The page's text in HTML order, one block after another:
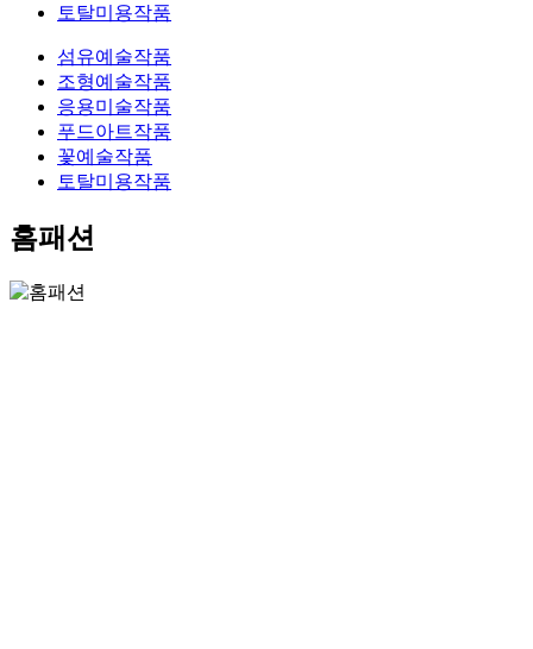
토탈미용작품
섬유예술작품
조형예술작품
응용미술작품
푸드아트작품
꽃예술작품
토탈미용작품
홈패션